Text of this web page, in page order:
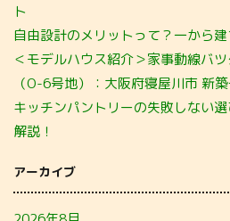
ト
自由設計のメリットって？一から
＜モデルハウス紹介＞家事動線バ
（O-6号地）：大阪府寝屋川市 新
キッチンパントリーの失敗しない
解説！
アーカイブ